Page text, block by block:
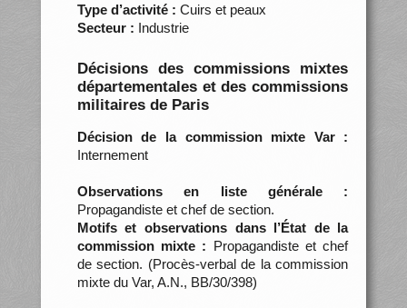
Type d’activité : Cuirs et peaux
Secteur : Industrie
Décisions des commissions mixtes
départementales et des commissions
militaires de Paris
Décision de la commission mixte Var :
Internement
Observations en liste générale :
Propagandiste et chef de section.
Motifs et observations dans l’État de la
commission mixte : Propagandiste et chef
de section. (Procès-verbal de la commission
mixte du Var, A.N., BB/30/398)